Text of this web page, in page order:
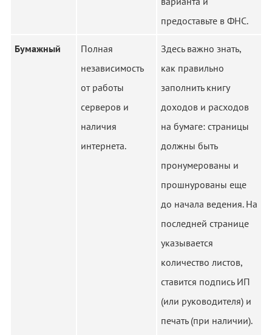
предоставьте в ФНС.
Бумажный
Полная
независимость
от работы
серверов и
наличия
интернета.
Здесь важно знать,
как правильно
заполнить книгу
доходов и расходов
на бумаге: страницы
должны быть
пронумерованы и
прошнурованы еще
до начала ведения. На
последней странице
указывается
количество листов,
ставится подпись ИП
(или руководителя) и
печать (при наличии).